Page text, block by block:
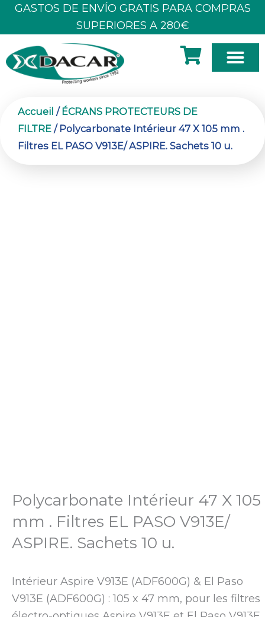
AllerGASTOS DE ENVÍO GRATIS PARA COMPRAS
SUPERIORES A 280€
Accueil /ÉCRANS PROTECTEURS DE
FILTRE / Polycarbonate Intérieur 47 X 105 mm .
Filtres EL PASO V913E/ ASPIRE. Sachets 10 u.
Polycarbonate Intérieur 47 X 105
mm . Filtres EL PASO V913E/
ASPIRE. Sachets 10 u.
Intérieur Aspire V913E (ADF600G) & El Paso
V913E (ADF600G) : 105 x 47 mm, pour les filtres